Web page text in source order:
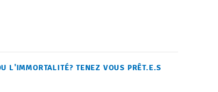
L'IMMORTALITÉ? TENEZ VOUS PRÊT.E.S